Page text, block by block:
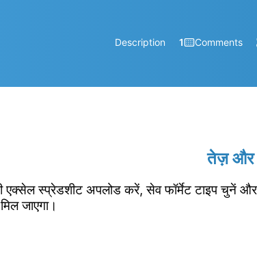
Description 1 Comments
तेज़ और
एक्सेल स्प्रेडशीट अपलोड करें, सेव फॉर्मेट टाइप चुनें
जाएगा।